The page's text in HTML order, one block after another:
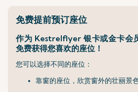
免费提前预订座位
作为 Kestrelflyer 银卡或金卡会
免费获得您喜欢的座位！
您可以选择不同的座位：
靠窗的座位，欣赏窗外的壮丽景